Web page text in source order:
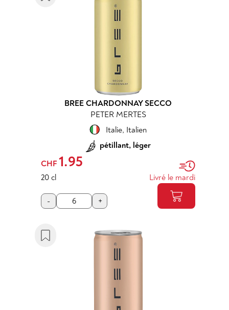
BREE CHARDONNAY SECCO
PETER MERTES
Italie, Italien
pétillant, léger
CHF 1.95
20 cl Livré le mardi
- +